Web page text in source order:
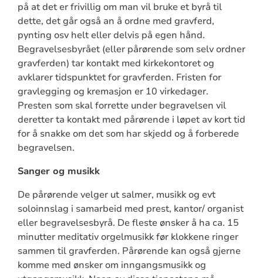
på at det er frivillig om man vil bruke et byrå til
dette, det går også an å ordne med gravferd,
pynting osv helt eller delvis på egen hånd.
Begravelsesbyrået (eller pårørende som selv ordner
gravferden) tar kontakt med kirkekontoret og
avklarer tidspunktet for gravferden. Fristen for
gravlegging og kremasjon er 10 virkedager.
Presten som skal forrette under begravelsen vil
deretter ta kontakt med pårørende i løpet av kort tid
for å snakke om det som har skjedd og å forberede
begravelsen.
Sanger og musikk
De pårørende velger ut salmer, musikk og evt
soloinnslag i samarbeid med prest, kantor/ organist
eller begravelsesbyrå. De fleste ønsker å ha ca. 15
minutter meditativ orgelmusikk før klokkene ringer
sammen til gravferden. Pårørende kan også gjerne
komme med ønsker om inngangsmusikk og